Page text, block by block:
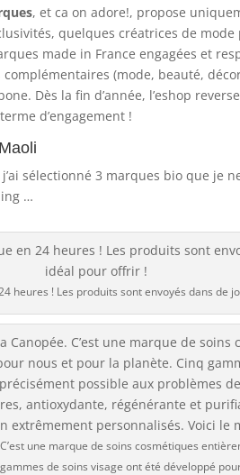
, et ca on adore!, propose
quelques créatrices de mode
made in France engagées et
(mode, beauté,
Dès la fin d’année, l’eshop
d’engagement !
sélectionné 3 marques bio que je
…
heures ! Les produits sont envoyés dans de
C’est une marque de soins cosmétiques
de soins visage ont été développé